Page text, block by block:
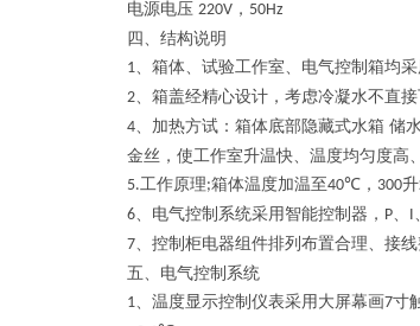
电源电压 220V ， 50Hz
四、结构说明
1、箱体、试验工作室、电气控制箱均采
2、箱盖经精心设计，考虑冷凝水不直
4、加热方试：箱体底部隐藏式水箱 储
金丝，使工作室升温快、温度均匀度高
5.工作原理;箱体温度加温至40℃， 300
6、电气控制系统采用智能控制器， P、 I
7、控制柜电器组件排列布置合理、接
五、电气控制系统
1、温度显示控制仪表采用大屏幕画7寸